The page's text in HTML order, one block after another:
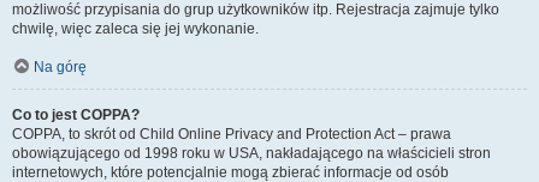
możliwość przypisania do grup użytkowników itp. Rejestracja zajmuje tylko
chwilę, więc zaleca się jej wykonanie.
Na górę
Co to jest COPPA?
COPPA, to skrót od Child Online Privacy and Protection Act – prawa
obowiązującego od 1998 roku w USA, nakładającego na właścicieli stron
internetowych, które potencjalnie mogą zbierać informacje od osób